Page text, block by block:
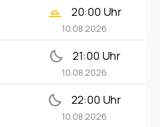
wb_twilight_2 20:00 Uhr
10.08.2026
bedtime 21:00 Uhr
10.08.2026
bedtime 22:00 Uhr
10.08.2026